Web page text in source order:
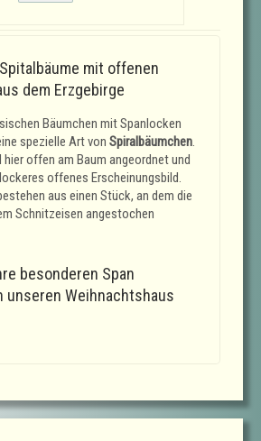
mit offenen
dem Erzgebirge
Bäumchen mit Spanlocken
spezielle Art von Spiralbäumchen.
hier offen am Baum angeordnet und
offenes Erscheinungsbild.
aus einen Stück, an dem die
Schnitzeisen angestochen
besonderen Span
unseren Weihnachtshaus